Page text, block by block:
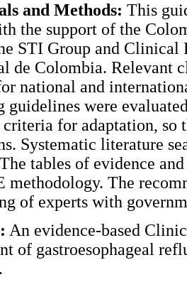
and Methods: This
the support of the
STI Group and Clinical
de Colombia. Relevant
national and
guidelines were
for adaptation, so
Systematic literature
tables of evidence
methodology. The
of experts with
An evidence-based
of gastroesophageal